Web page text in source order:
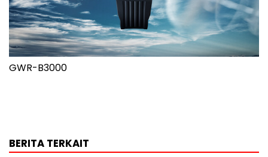
GWR-B3000
BERITA TERKAIT